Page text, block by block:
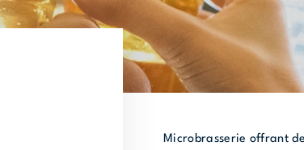
Microbrasserie offrant